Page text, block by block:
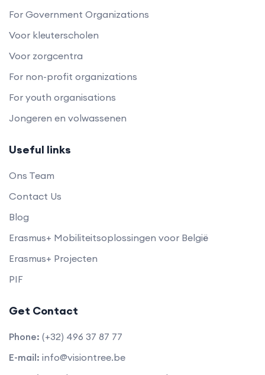
For Government Organizations
Voor kleuterscholen
Voor zorgcentra
For non-profit organizations
For youth organisations
Jongeren en volwassenen
Useful links
Ons Team
Contact Us
Blog
Erasmus+ Mobiliteitsoplossingen voor België
Erasmus+ Projecten
PIF
Get Contact
Phone: (+32) 496 37 87 77
E-mail: info@visiontree.be